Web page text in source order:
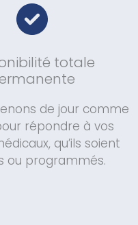
totale
de jour comme
répondre à vos
qu’ils soient
ou programmés.